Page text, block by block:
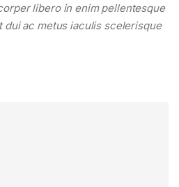
libero in enim pellentesque
dui ac metus iaculis scelerisque